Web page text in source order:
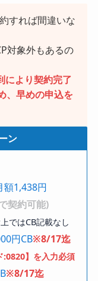
すれば間違いな
対象外もあるの
により契約完了
、早めの申込を
ン
1,438円
契約可能)
ではCB記載なし
円CB※8/17迄
】を入力必須
※8/17迄